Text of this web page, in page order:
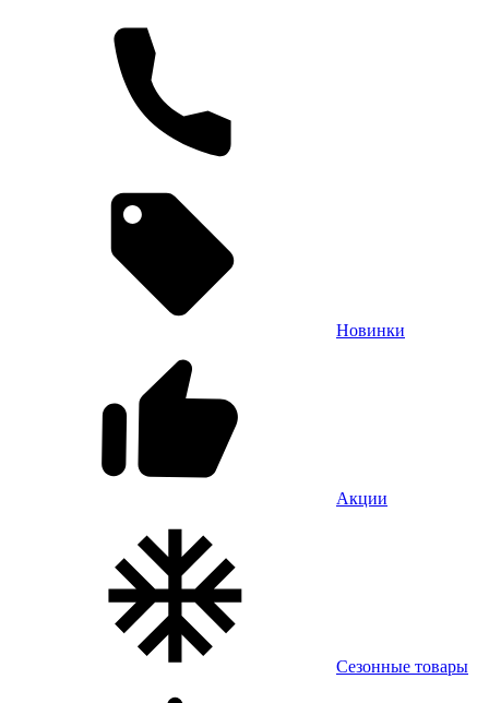
Новинки
Акции
Сезонные товары